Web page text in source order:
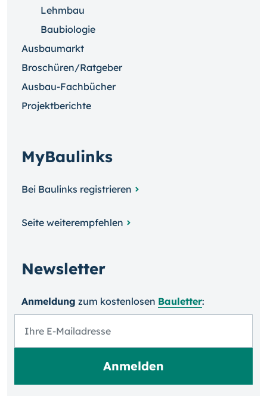
Lehmbau
Baubiologie
Ausbaumarkt
Broschüren/Ratgeber
Ausbau-Fachbücher
Projektberichte
MyBaulinks
Bei Baulinks registrieren
Seite weiterempfehlen
Newsletter
Anmeldung zum kosten­losen Bauletter: